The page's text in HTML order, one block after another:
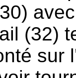
(32)
sur